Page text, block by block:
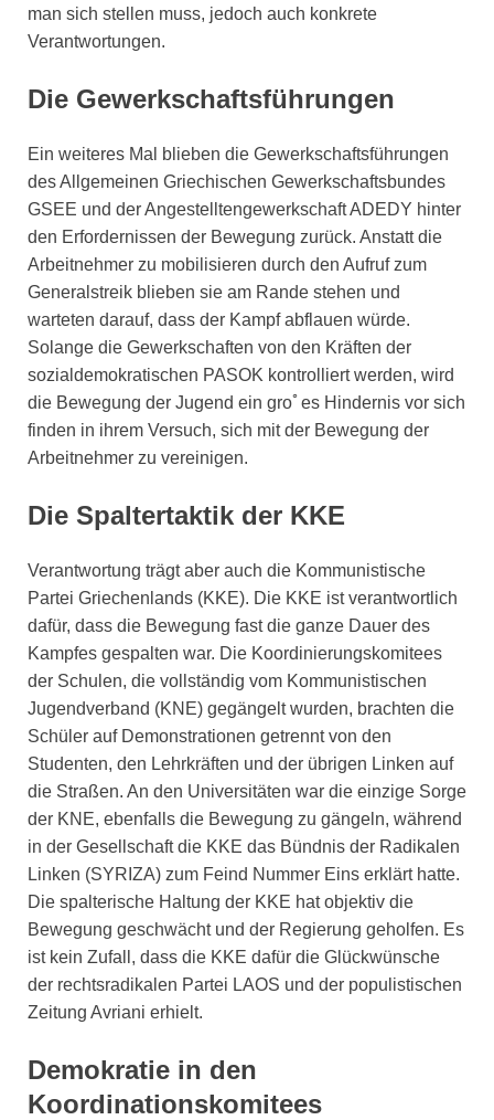
man sich stellen muss, jedoch auch konkrete
Verantwortungen.
Die Gewerkschaftsführungen
Ein weiteres Mal blieben die Gewerkschaftsführungen
des Allgemeinen Griechischen Gewerkschaftsbundes
GSEE und der Angestelltengewerkschaft ADEDY hinter
den Erfordernissen der Bewegung zurück. Anstatt die
Arbeitnehmer zu mobilisieren durch den Aufruf zum
Generalstreik blieben sie am Rande stehen und
warteten darauf, dass der Kampf abflauen würde.
Solange die Gewerkschaften von den Kräften der
sozialdemokratischen PASOK kontrolliert werden, wird
die Bewegung der Jugend ein groﾟes Hindernis vor sich
finden in ihrem Versuch, sich mit der Bewegung der
Arbeitnehmer zu vereinigen.
Die Spaltertaktik der KKE
Verantwortung trägt aber auch die Kommunistische
Partei Griechenlands (KKE). Die KKE ist verantwortlich
dafür, dass die Bewegung fast die ganze Dauer des
Kampfes gespalten war. Die Koordinierungskomitees
der Schulen, die vollständig vom Kommunistischen
Jugendverband (KNE) gegängelt wurden, brachten die
Schüler auf Demonstrationen getrennt von den
Studenten, den Lehrkräften und der übrigen Linken auf
die Straßen. An den Universitäten war die einzige Sorge
der KNE, ebenfalls die Bewegung zu gängeln, während
in der Gesellschaft die KKE das Вündnis der Radikalen
Linken (SYRIZA) zum Feind Nummer Eins erklärt hatte.
Die spalterische Haltung der KKE hat objektiv die
Bewegung geschwächt und der Regierung geholfen. Es
ist kein Zufall, dass die KKE dafür die Glückwünsche
der rechtsradikalen Partei LAOS und der populistischen
Zeitung Avriani erhielt.
Demokratie in den
Koordinationskomitees